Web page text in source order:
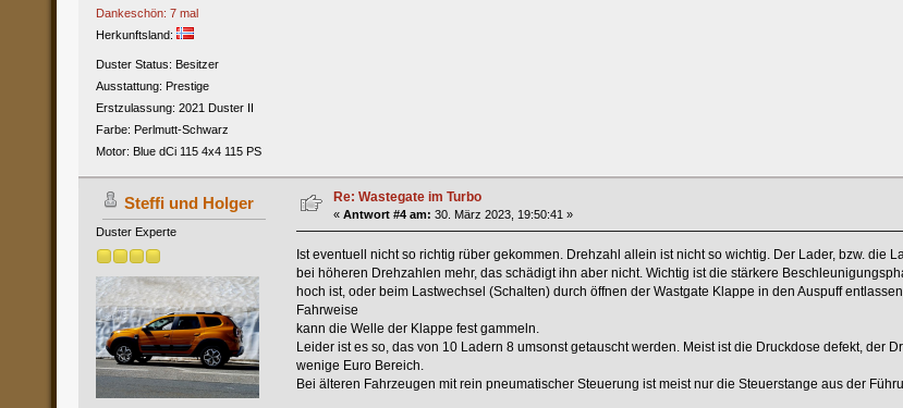
Dankeschön: 7 mal
Herkunftsland:
Duster Status: Besitzer
Ausstattung: Prestige
Erstzulassung: 2021 Duster II
Farbe: Perlmutt-Schwarz
Motor: Blue dCi 115 4x4 115 PS
Steffi und Holger
Duster Experte
Re: Wastegate im Turbo
« Antwort #4 am: 30. März 2023, 19:50:41 »
Ist eventuell nicht so richtig rüber gekommen. Drehzahl allein ist nicht so wichtig. Der Lader, bzw. die
bei höheren Drehzahlen mehr, das schädigt ihn aber nicht. Wichtig ist die stärkere
hoch ist, oder beim Lastwechsel (Schalten) durch öffnen der Wastgate Klappe in den Auspuff
Fahrweise
kann die Welle der Klappe fest gammeln.
Leider ist es so, das von 10 Ladern 8 umsonst getauscht werden. Meist ist die Druckdose defekt, der
wenige Euro Bereich.
Bei älteren Fahrzeugen mit rein pneumatischer Steuerung ist meist nur die Steuerstange aus der